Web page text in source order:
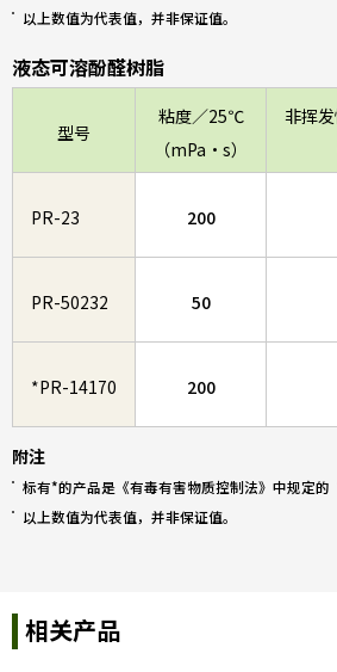
以上数值为代表值，并非保证值。
液态可溶酚醛树脂
型号
粘度／25℃
（mPa・s）
非挥
PR-23 200
PR-50232 50
*PR-14170 200
附注
标有*的产品是《有毒有害物质控制法》中规定
以上数值为代表值，并非保证值。
相关产品